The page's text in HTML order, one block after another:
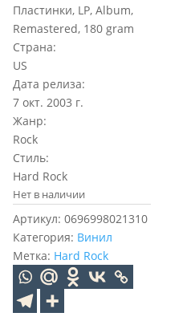
Пластинки, LP, Album,
Remastered, 180 gram
Страна:
US
Дата релиза:
7 окт. 2003 г.
Жанр:
Rock
Стиль:
Hard Rock
Нет в наличии
Артикул:0696998021310
Категория: Винил
Метка: Hard Rock